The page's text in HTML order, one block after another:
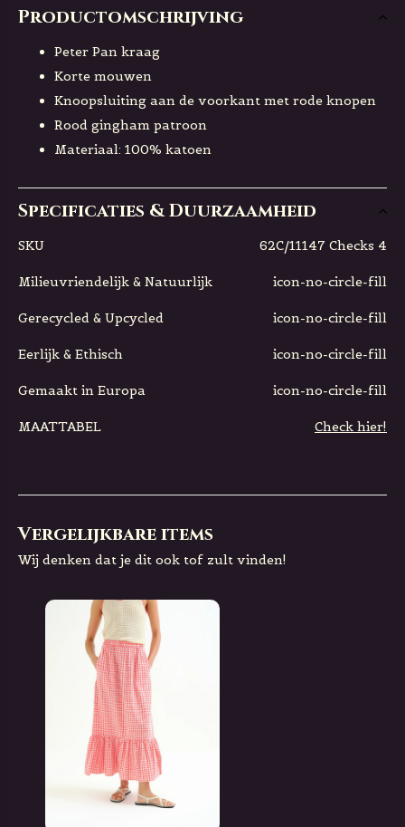
Productomschrijving
Peter Pan kraag
Korte mouwen
Knoopsluiting aan de voorkant met rode knopen
Rood gingham patroon
Materiaal: 100% katoen
Specificaties & Duurzaamheid
SKU 62C/11147 Checks 4
Milieuvriendelijk & Natuurlijk icon-no-circle-fill
Gerecycled & Upcycled icon-no-circle-fill
Eerlijk & Ethisch icon-no-circle-fill
Gemaakt in Europa icon-no-circle-fill
MAATTABEL Check hier!
Vergelijkbare items
Wij denken dat je dit ook tof zult vinden!